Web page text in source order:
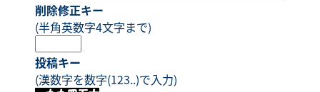
削除修正キー
(半角英数字4文字まで)
投稿キー
(漢数字を数字(123..)で入力)